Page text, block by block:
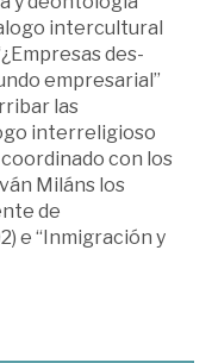
intercultural
des-
empresarial”
las
interreligioso
con los
Miláns los
de
e “Inmigración y